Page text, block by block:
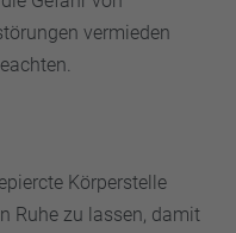
vermieden
Körperstelle
Ruhe zu lassen, damit